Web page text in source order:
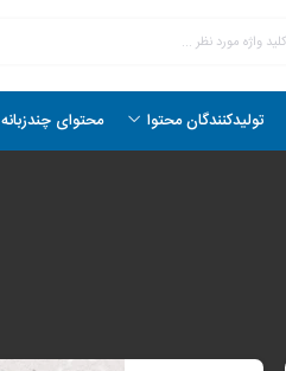
تولیدکنندگان محتوا محتوای چندزبانه